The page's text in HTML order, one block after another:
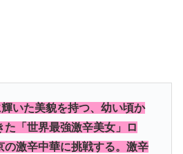
いた美貌を持つ、幼い頃か
た「世界最強激辛美女」ロ
の激辛中華に挑戦する。激辛